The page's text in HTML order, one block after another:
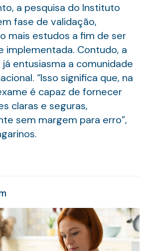
a pesquisa do Instituto
fase de validação,
mais estudos a fim de ser
implementada. Contudo, a
entusiasma a comunidade
“Isso significa que, na
é capaz de fornecer
claras e seguras,
sem margem para erro”,